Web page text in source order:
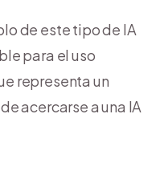
de este tipo de IA
para el uso
representa un
acercarse a una IA